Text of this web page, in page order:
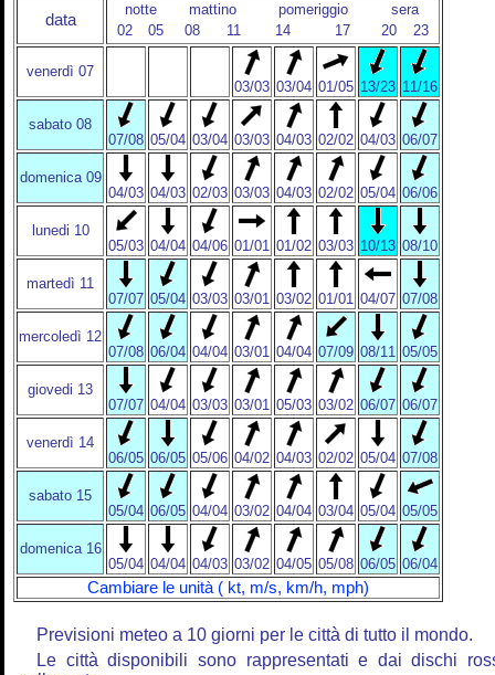
data
notte mattino pomeriggio
sera
02
05 08 11 14 17 20 23
venerdì 07
03/03 03/04 01/05 13/23 11/16
sabato 08
07/08 05/04 03/04 03/03 04/03 02/02 04/03 06/07
domenica 09
04/03 04/03 02/03 03/03 04/03 02/02 05/04 06/06
lunedi 10
05/03 04/04 04/06 01/01 01/02 03/03 10/13 08/10
martedì 11
07/07 05/04 03/03 03/01 03/02 01/01 04/07 07/08
mercoledì 12
07/08 06/04 04/04 03/01 04/04 07/09 08/11 05/05
giovedi 13
07/07 04/04 03/03 03/01 05/03 03/02 06/07 06/07
venerdì 14
06/05 06/05 05/06 04/02 04/03 02/02 05/04 07/08
sabato 15
05/04 06/05 04/04 03/02 04/04 03/04 05/04 05/05
domenica 16
05/04 04/04 04/03 03/02 04/05 05/08 06/05 06/04
Cambiare le unità ( kt, m/s, km/h, mph)
Previsioni meteo a 10 giorni per le città di tutto il mondo.
Le città disponibili sono rappresentati e dai dischi